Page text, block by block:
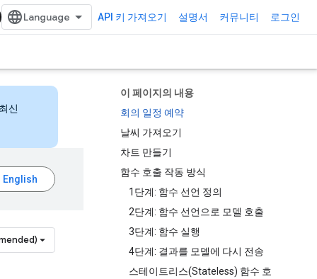
API 키 가져오기 설명서 커뮤니티 로그인
이 페이지의 내용
회의 일정 예약
날씨 가져오기
차트 만들기
함수 호출 작동 방식
1단계: 함수 선언 정의
2단계: 함수 선언으로 모델 호출
3단계: 함수 실행
4단계: 결과를 모델에 다시 전송
스테이트리스(Stateless) 함수 호
신